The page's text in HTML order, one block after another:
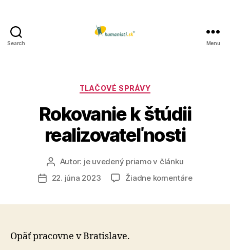
Search Menu
Kategórie
TLAČOVÉ SPRÁVY
Rokovanie k štúdii
realizovateľnosti
Autor
článku
Autor: je uvedený priamo v článku
Dátum
22. júna 2023 Žiadne komentárena
Opäť pracovne v Bratislave.